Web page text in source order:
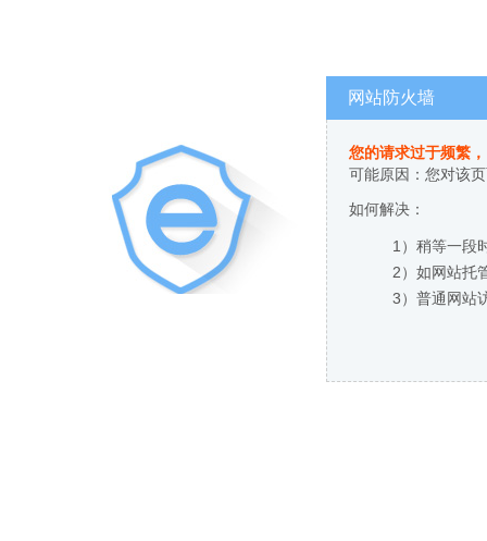
网站防火墙
您的请求过于频繁
可能原因：您对该
如何解决：
1）稍等一段
2）如网站托
3）普通网站